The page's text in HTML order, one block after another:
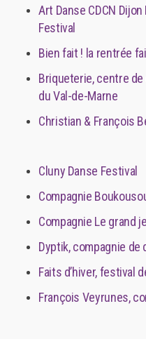
Art Danse CDCN
Festival
Bien fait ! la rentrée
Briqueterie, centre
du Val-de-Marne
Christian & François
Cluny Danse Festival
Compagnie
Compagnie Le grand
Dyptik, compagnie de
Faits d’hiver, festival
François Veyrunes,